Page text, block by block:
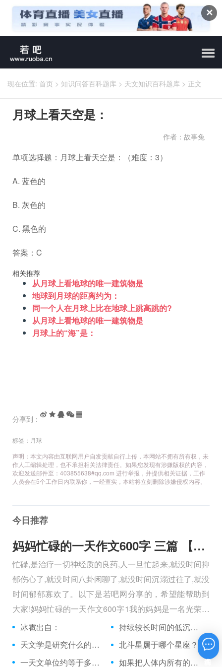
✕
现在位置: 首页 > 知识问答百科题库 > 天文知识百科题库 > 正文
月球上看天空是：
作者：故事兔
单项选择题：月球上看天空是：（难度：3）
A. 蓝色的
B. 灰色的
C. 黑色的
答案：C
相关推荐
从月球上看地球的唯一建筑物是
地球到月球的距离约为：
同一个人在月球上比在地球上跳高跳的?
从月球上看地球的唯一建筑物是
月球上的“海”是：
分享到：
标签： 月球
声明：本文内容由互联网用户自发贡献自行上传，本网站不拥有所有权，未
作人工编辑处理，也不承担相关法律责任。如果您发现有涉嫌版权的内容，
欢迎发送邮件至：403855638#qq.com 进行举报，并提供相关证据，工作
人员会在5个工作日内联系你，一经查实，本站将立刻删除涉嫌侵权内容。
今日推荐
妈妈忙碌的一天作文600字 三篇 【600字】
忙碌,是治疗一切神经质的良药,人一旦忙起来,就没时间抑
郁伤心了,就没时间八卦闲聊了,就没时间沉溺过往了,就没
时间郁郁寡欢了。以下是若吧网分享的，希望能帮助到
大家!妈妈忙碌的一天作文600字1我的妈妈是一名光荣的
人民警察，她总有做不完的事情。
冰雹出自：
持续较长时间的低沉声响的雷叫做什么雷？
天文学是研究什么的科学？
北斗星属于哪个星座？
一天文单位约等于多少万公里？
如果把人体内所有的染色体首尾相接，其长度等同从地球到太阳来回距离的多少倍？